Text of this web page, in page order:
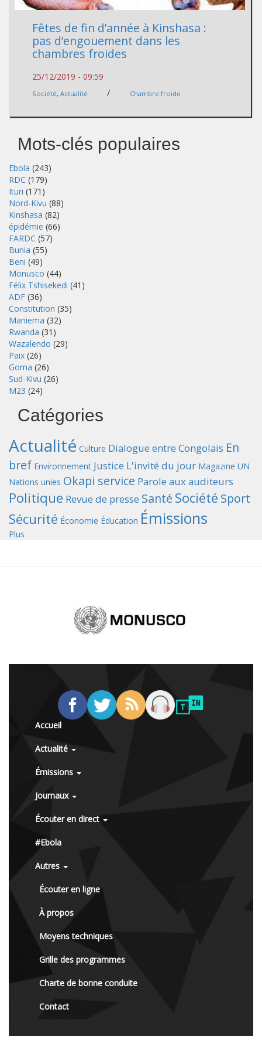
Fêtes de fin d’année à Kinshasa :
pas d’engouement dans les
chambres froides
25/12/2019 - 09:59
Société, Actualité / Chambre froide
Mots-clés populaires
Ebola (243)
RDC (179)
Ituri (171)
Nord-Kivu (88)
Kinshasa (82)
épidémie (66)
FARDC (57)
Bunia (55)
Beni (49)
Monusco (44)
Félix Tshisekedi (41)
ADF (36)
Constitution (35)
Maniema (32)
Rwanda (31)
Wazalendo (29)
Paix (26)
Goma (26)
Sud-Kivu (26)
M23 (24)
Catégories
Actualité Culture Dialogue entre Congolais En
bref Environnement Justice L'invité du jour Magazine UN
Nations unies Okapi service Parole aux auditeurs
Politique Revue de presse Santé Société Sport
Sécurité Économie Éducation Émissions
Plus
Accueil
Actualité
Émissions
Journaux
Écouter en direct
#Ebola
Autres
Écouter en ligne
À propos
Moyens techniques
Grille des programmes
Charte de bonne conduite
Contact